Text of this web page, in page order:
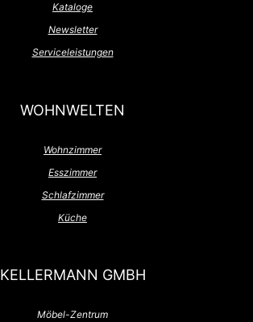
Kataloge
Newsletter
Serviceleistungen
WOHNWELTEN
Wohnzimmer
Esszimmer
Schlafzimmer
Küche
KELLERMANN GMBH
Möbel-Zentrum